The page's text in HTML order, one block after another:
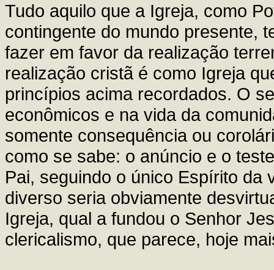
Tudo aquilo que a Igreja, como
contingente do mundo presente,
fazer em favor da realização
realização cristã é como Igreja
princípios acima recordados. O
econômicos e na vida da
somente consequência ou
como se sabe: o anúncio e o
Pai, seguindo o único Espírito da
diverso seria obviamente
Igreja, qual a fundou o Senhor
clericalismo, que parece, hoje